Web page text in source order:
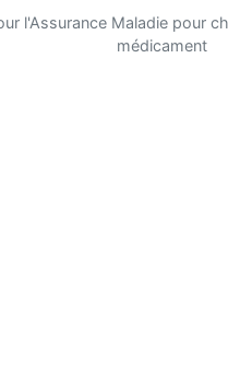
l'Assurance Maladie pour
médicament